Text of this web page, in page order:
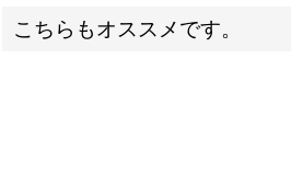
こちらもオススメです。